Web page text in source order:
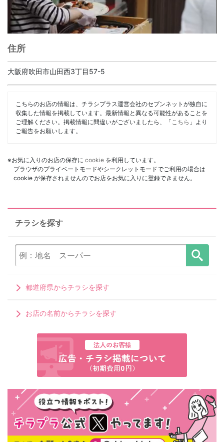
住所
大阪府吹田市山田西3丁目57-5
こちらのお店の情報は、チラシプラス運営会社のセブンネットが独自に
収集した情報を掲載しています。最新情報と異なる可能性があることを
ご理解ください。掲載情報に間違いがございましたら、「 こちら 」より
ご報告をお願いします。
※お気に入りのお店の保存に cookie を利用しています。
ブラウザのプライベートモードやシークレットモードでご利用の場合は
cookie が保存されませんのでお店をお気に入りに登録できません。
チラシを探す
都道府県からチラシを探す
お店の名前からチラシを探す